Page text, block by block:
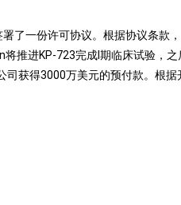
了一份许可协议。根据协议条款
推进KP-723完成I期临床试验，
获得3000万美元的预付款。根